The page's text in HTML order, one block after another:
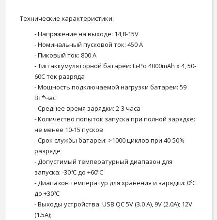
Технические характеристики:
- Напряжение на выходе: 14,8-15V
- Номинальный пусковой ток: 450 A
- Пиковый ток: 800 А
- Тип аккумуляторной батареи: Li-Po 4000mAh x 4, 50-
60С ток разряда
- Мощность подключаемой нагрузки батареи: 59
Вт*час
- Среднее время зарядки: 2-3 часа
- Количество попыток запуска при полной зарядке:
не менее 10-15 пусков
- Срок службы батареи: >1000 циклов при 40-50%
разряде
- Допустимый температурный диапазон для
запуска: -30ºС до +60ºС
- Диапазон температур для хранения и зарядки: 0ºС
до +30ºС
- Выходы устройства: USB QC 5V (3.0 А), 9V (2.0A); 12V
(1.5A);